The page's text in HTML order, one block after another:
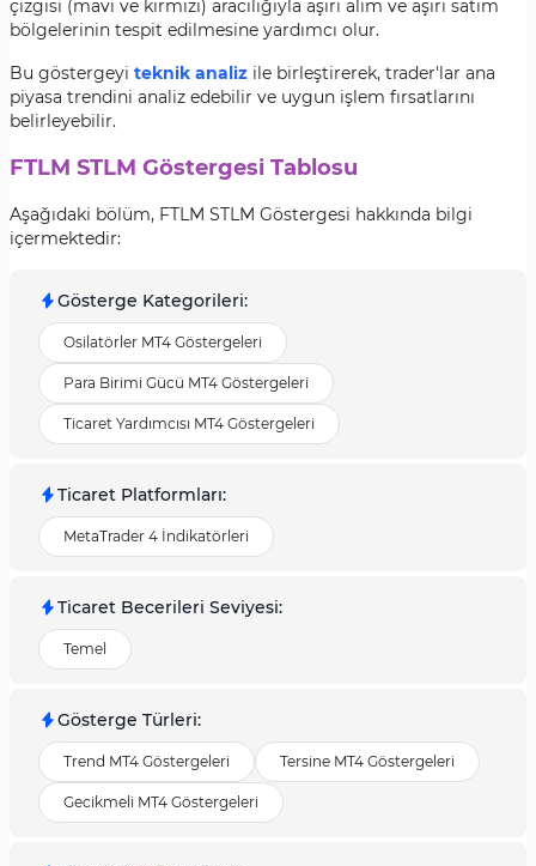
çizgisi (mavi ve kırmızı) aracılığıyla aşırı alım ve aşırı satım
bölgelerinin tespit edilmesine yardımcı olur.
Bu göstergeyi teknik analiz ile birleştirerek, trader'lar ana
piyasa trendini analiz edebilir ve uygun işlem fırsatlarını
belirleyebilir.
FTLM STLM Göstergesi Tablosu
Aşağıdaki bölüm, FTLM STLM Göstergesi hakkında bilgi
içermektedir:
Gösterge Kategorileri:
Osilatörler MT4 Göstergeleri
Para Birimi Gücü MT4 Göstergeleri
Ticaret Yardımcısı MT4 Göstergeleri
Ticaret Platformları:
MetaTrader 4 İndikatörleri
Ticaret Becerileri Seviyesi:
Temel
Gösterge Türleri:
Trend MT4 Göstergeleri Tersine MT4 Göstergeleri
Gecikmeli MT4 Göstergeleri